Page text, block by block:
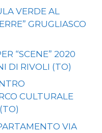
VERDE AL
GRUGLIASCO
“SCENE” 2020
DI RIVOLI (TO)
CULTURALE
VIA